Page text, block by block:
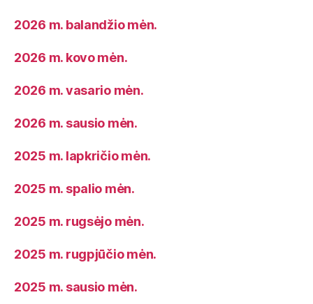
2026 m. balandžio mėn.
2026 m. kovo mėn.
2026 m. vasario mėn.
2026 m. sausio mėn.
2025 m. lapkričio mėn.
2025 m. spalio mėn.
2025 m. rugsėjo mėn.
2025 m. rugpjūčio mėn.
2025 m. sausio mėn.